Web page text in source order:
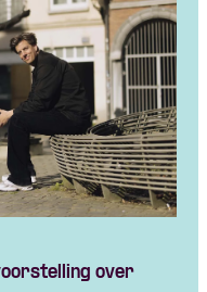
over